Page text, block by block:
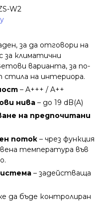
W2
за да отговори на
за климатични
варианта, за по-
стила на интериора.
– A+++ / A++
нива – до 19 dB(A)
на предпочитани
поток – чрез функция
температура във
– задействаща
да бъде контролиран